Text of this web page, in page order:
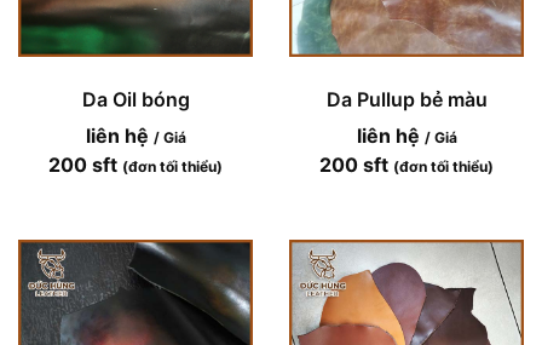
Da Oil bóng
liên hệ / Giá
200 sft (đơn tối thiểu)
Da Pullup bẻ màu
liên hệ / Giá
200 sft (đơn tối thiểu)